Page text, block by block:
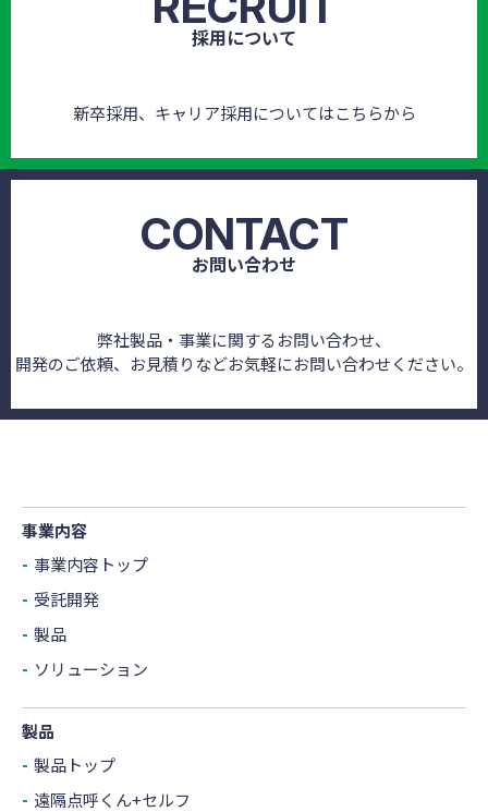
採用について
新卒採用、キャリア採用についてはこちらから
CONTACT
お問い合わせ
弊社製品・事業に関するお問い合わせ、
開発のご依頼、お見積りなどお気軽にお問い合わせください。
事業内容
事業内容トップ
受託開発
製品
ソリューション
製品
製品トップ
遠隔点呼くん+セルフ